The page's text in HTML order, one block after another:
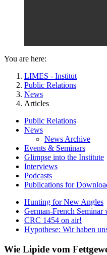
You are here:
LIMES - Institut
Public Relations
News
Articles
Public Relations
News
News Archive
Events & Seminars
Glimpse into the Institute
Interviews
Podcasts
Publications for
Hunting for New Angles
German-French
CRC 1454 on air!
Hypothese: Wir haben
Wie Lipide vom